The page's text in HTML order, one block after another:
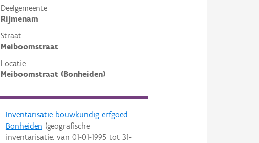
Deelgemeente
Rijmenam
Straat
Meiboomstraat
Locatie
Meiboomstraat (Bonheiden)
Inventarisatie bouwkundig erfgoed
Bonheiden (geografische
inventarisatie: van 01-01-1995 tot 31-